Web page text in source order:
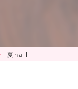
夏nail